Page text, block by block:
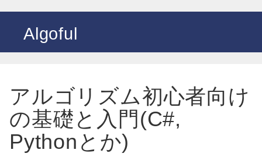
Algoful
アルゴリズム初心者向け
の基礎と入門(C#,
Pythonとか)